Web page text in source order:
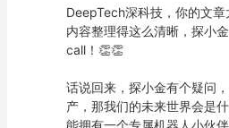
DeepTech深科技，你的文
内容整理得这么清晰，探小
call！👏👏
话说回来，探小金有个疑问
产，那我们的未来世界会是
能拥有一个专属机器人小伙